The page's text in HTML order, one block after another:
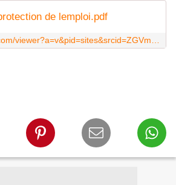
de lemploi.pdf